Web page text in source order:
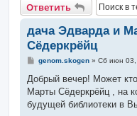
Ответить
дача Эдварда и
Сёдеркрёйц
С
о
щ
е
н
genom.skogen» Сб июн 03,
Добрый вечер! Может
Марты Сёдеркрёйц , на
будущей библиотеки в